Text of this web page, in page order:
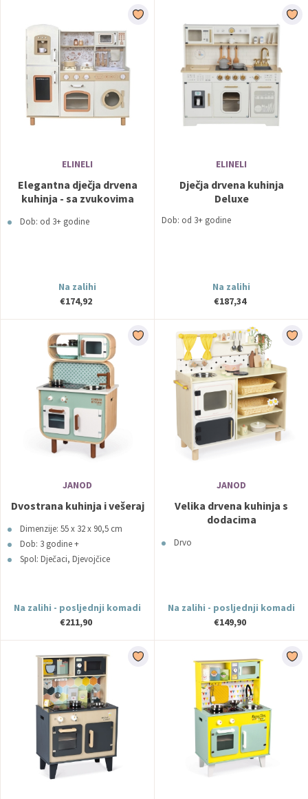
ELINELI
Elegantna dječja drvena
kuhinja - sa zvukovima
Dob: od 3+ godine
Na zalihi
€174,92
ELINELI
Dječja drvena kuhinja
Deluxe
Dob: od 3+ godine
Na zalihi
€187,34
JANOD
Dvostrana kuhinja i vešeraj
Dimenzije: 55 x 32 x 90,5 cm
Dob: 3 godine +
Spol: Dječaci, Djevojčice
Na zalihi - posljednji komadi
€211,90
JANOD
Velika drvena kuhinja s
dodacima
Drvo
Na zalihi - posljednji komadi
€149,90